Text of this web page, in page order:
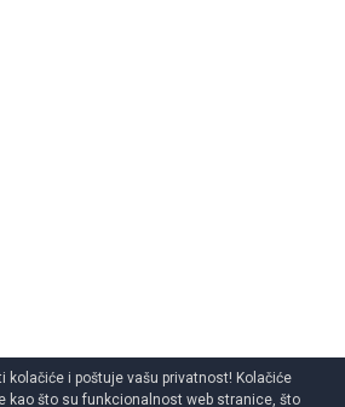
kolačiće i poštuje vašu privatnost! Kolačiće
kao što su funkcionalnost web stranice, što